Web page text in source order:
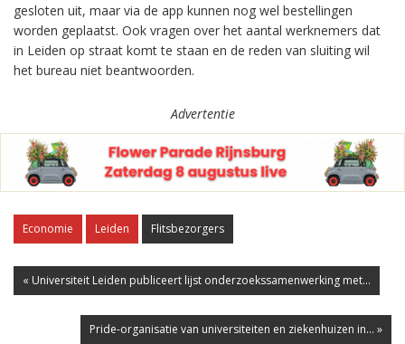
gesloten uit, maar via de app kunnen nog wel bestellingen
worden geplaatst. Ook vragen over het aantal werknemers dat
in Leiden op straat komt te staan en de reden van sluiting wil
het bureau niet beantwoorden.
Advertentie
Economie Leiden Flitsbezorgers
« Universiteit Leiden publiceert lijst onderzoekssamenwerking met...
Pride-organisatie van universiteiten en ziekenhuizen in... »